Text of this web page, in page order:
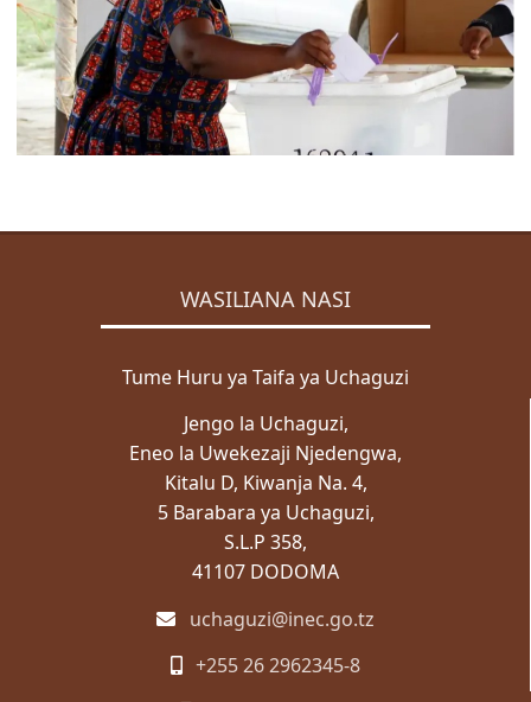
ZABUNI
Zabuni za Ndani
Zabuni za Kimataifa
Wazabuni Walioshinda
ENGLISH
WASILIANA NASI
Tume Huru ya Taifa ya Uchaguzi
Jengo la Uchaguzi,
Eneo la Uwekezaji Njedengwa,
Kitalu D, Kiwanja Na. 4,
5 Barabara ya Uchaguzi,
S.L.P 358,
41107 DODOMA
uchaguzi@inec.go.tz
+255 26 2962345-8